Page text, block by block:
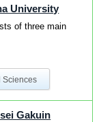
University
of three main
Sciences
Gakuin